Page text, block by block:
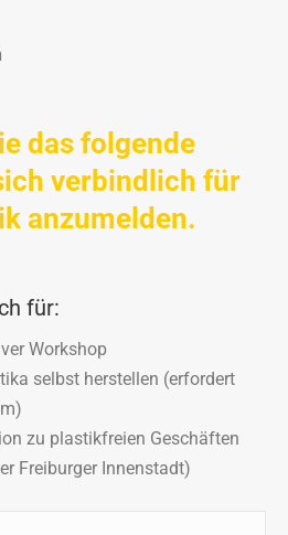
das folgende
verbindlich für
anzumelden.
für:
Workshop
selbst herstellen (erfordert
zu plastikfreien Geschäften
Freiburger Innenstadt)